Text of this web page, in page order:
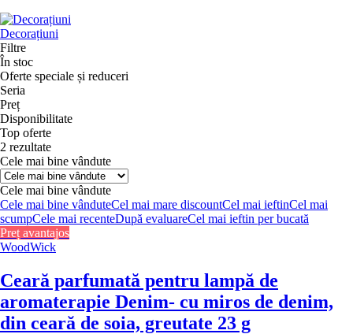
Decorațiuni
Filtre
În stoc
Oferte speciale și reduceri
Seria
Preț
Disponibilitate
Top oferte
2 rezultate
Cele mai bine vândute
Cele mai bine vândute
Cele mai bine vânduteCel mai mare discountCel mai ieftinCel mai
scumpCele mai recenteDupă evaluareCel mai ieftin per bucată
Preț avantajos
WoodWick
Ceară parfumată pentru lampă de
aromaterapie Denim- cu miros de denim,
din ceară de soia, greutate 23 g